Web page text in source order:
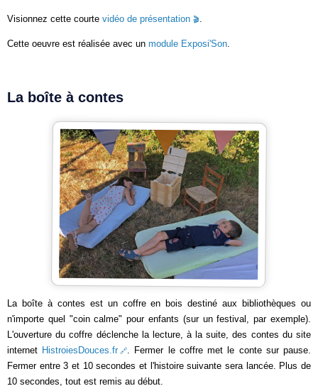
Visionnez cette courte vidéo de présentation .
Cette oeuvre est réalisée avec un module Exposi'Son.
La boîte à contes
La boîte à contes est un coffre en bois destiné aux bibliothèques ou
n'importe quel "coin calme" pour enfants (sur un festival, par exemple).
L'ouverture du coffre déclenche la lecture, à la suite, des contes du site
internet HistroiesDouces.fr
. Fermer le coffre met le conte sur pause.
Fermer entre 3 et 10 secondes et l'histoire suivante sera lancée. Plus de
10 secondes, tout est remis au début.